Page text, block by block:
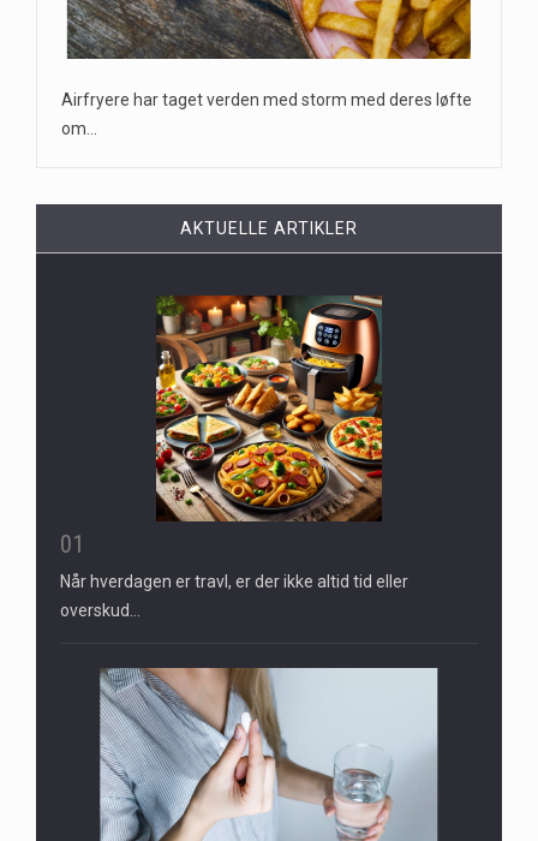
Airfryere har taget verden med storm med deres løfte
om…
AKTUELLE ARTIKLER
01
Når hverdagen er travl, er der ikke altid tid eller
overskud…